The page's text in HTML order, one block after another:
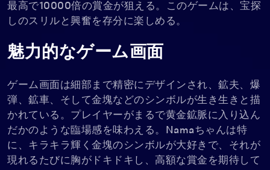
最高で10000倍の賞金が狙える。このゲームは、宝探
しのスリルと興奮を存分に楽しめる。
魅力的なゲーム画面
ゲーム画面は細部まで精密にデザインされ、鉱夫、爆
弾、鉱車、そして金塊などのシンボルが生き生きと描
かれている。プレイヤーがまるで黄金鉱脈に入り込ん
だかのような臨場感を味わえる。Namaちゃんは特
に、キラキラ輝く金塊のシンボルが大好きで、それが
現れるたびに胸がドキドキし、高額な賞金を期待して